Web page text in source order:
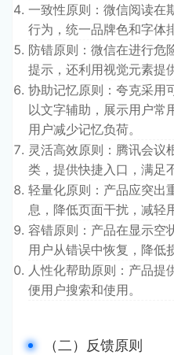
一致性原则：微信阅读在
行为，统一品牌色和字体
防错原则：微信在进行危
提示，还利用视觉元素提
协助记忆原则：夸克采用
以文字辅助，展示用户常
用户减少记忆负荷。
灵活高效原则：腾讯会议
类，提供快捷入口，满足
轻量化原则：产品应突出
息，降低页面干扰，减轻
容错原则：产品在显示空
用户从错误中恢复，降低
人性化帮助原则：产品提
便用户搜索和使用。
（二）反馈原则